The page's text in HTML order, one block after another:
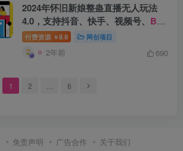
2024年怀旧新娘整蛊直播无人玩法
4.0，支持抖音、快手、视频号、 B站
四家通吃，利用闪光+干扰乱码的手
法，开播5分钟瞬间拉爆直播间流
量，稳定开播160小时无违规，单场
付费资源 ￥8.8 网创项目
2年前 690
1 2 6
免责声明 广告合作 关于我们